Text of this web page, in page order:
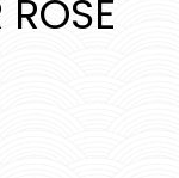
ROSE